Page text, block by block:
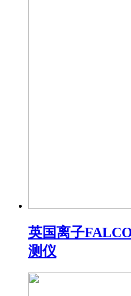
英国离子
测仪